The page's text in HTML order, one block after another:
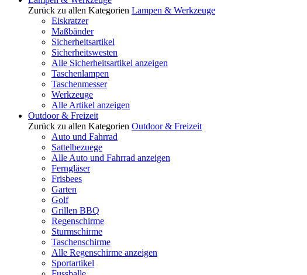
Zurück zu allen Kategorien Lampen & Werkzeuge
Eiskratzer
Maßbänder
Sicherheitsartikel
Sicherheitswesten
Alle Sicherheitsartikel anzeigen
Taschenlampen
Taschenmesser
Werkzeuge
Alle Artikel anzeigen
Outdoor & Freizeit
Zurück zu allen Kategorien Outdoor & Freizeit
Auto und Fahrrad
Sattelbezuege
Alle Auto und Fahrrad anzeigen
Ferngläser
Frisbees
Garten
Golf
Grillen BBQ
Regenschirme
Sturmschirme
Taschenschirme
Alle Regenschirme anzeigen
Sportartikel